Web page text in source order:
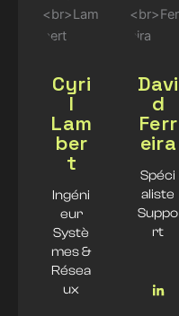
Cyri
l
Lam
ber
t
Ingéni
eur
Systè
mes &
Résea
ux
Davi
d
Ferr
eira
Spéci
aliste
Suppo
rt